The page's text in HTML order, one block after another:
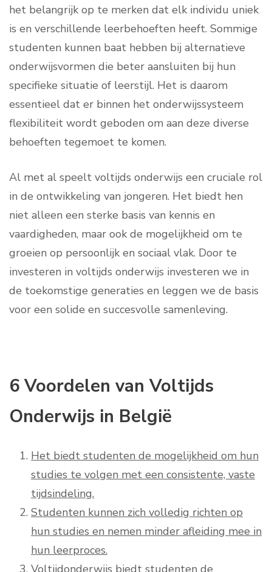
het belangrijk op te merken dat elk individu uniek
is en verschillende leerbehoeften heeft. Sommige
studenten kunnen baat hebben bij alternatieve
onderwijsvormen die beter aansluiten bij hun
specifieke situatie of leerstijl. Het is daarom
essentieel dat er binnen het onderwijssysteem
flexibiliteit wordt geboden om aan deze diverse
behoeften tegemoet te komen.
Al met al speelt voltijds onderwijs een cruciale rol
in de ontwikkeling van jongeren. Het biedt hen
niet alleen een sterke basis van kennis en
vaardigheden, maar ook de mogelijkheid om te
groeien op persoonlijk en sociaal vlak. Door te
investeren in voltijds onderwijs investeren we in
de toekomstige generaties en leggen we de basis
voor een solide en succesvolle samenleving.
6 Voordelen van Voltijds
Onderwijs in België
Het biedt studenten de mogelijkheid om hun
studies te volgen met een consistente, vaste
tijdsindeling.
Studenten kunnen zich volledig richten op
hun studies en nemen minder afleiding mee in
hun leerproces.
Voltijdonderwijs biedt studenten de